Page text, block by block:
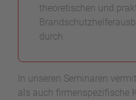
theoretischen und
durch.
In unseren Seminaren
als auch firmenspezifische